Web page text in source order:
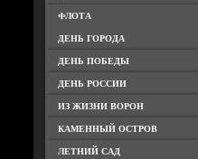
ФЛОТА
ДЕНЬ ГОРОДА
ДЕНЬ ПОБЕДЫ
ДЕНЬ РОССИИ
ИЗ ЖИЗНИ ВОРОН
КАМЕННЫЙ ОСТРОВ
ЛЕТНИЙ САД